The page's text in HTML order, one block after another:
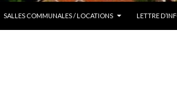
SALLES COMMUNALES / LOCATIONS LETTRE